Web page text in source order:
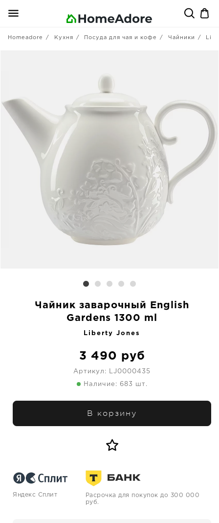
Homeadore Кухня Посуда для чая и кофе Чайники
Чайник заварочный English
Gardens 1300 ml
Liberty Jones
3 490 руб
Артикул: LJ0000435
Наличие: 683 шт.
В корзину
Яндекс Сплит
Расрочка для покупок до 300 000
руб.